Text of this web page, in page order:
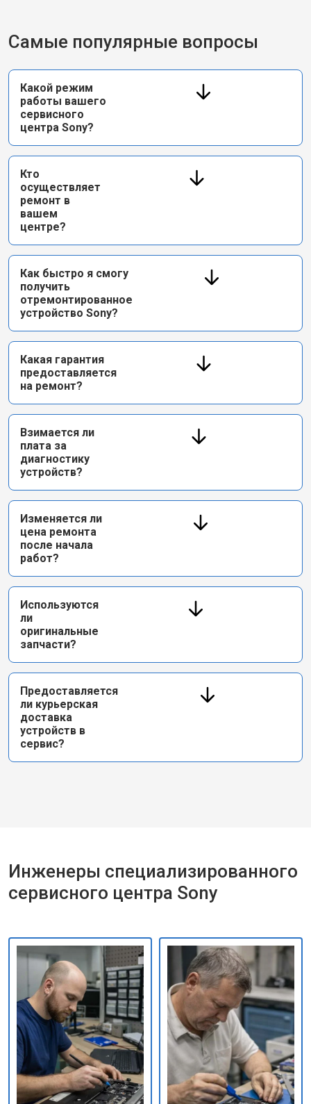
Самые популярные вопросы
Какой режим
работы вашего
сервисного
центра Sony?
Кто
осуществляет
ремонт в
вашем
центре?
Как быстро я смогу
получить
отремонтированное
устройство Sony?
Какая гарантия
предоставляется
на ремонт?
Взимается ли
плата за
диагностику
устройств?
Изменяется ли
цена ремонта
после начала
работ?
Используются
ли
оригинальные
запчасти?
Предоставляется
ли курьерская
доставка
устройств в
сервис?
Инженеры специализированного
сервисного центра Sony